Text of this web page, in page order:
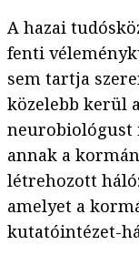
A hazai
fenti
sem tartja
közelebb kerül
neurobiológust
annak a
létrehozott
amelyet a
kutatóintézet-